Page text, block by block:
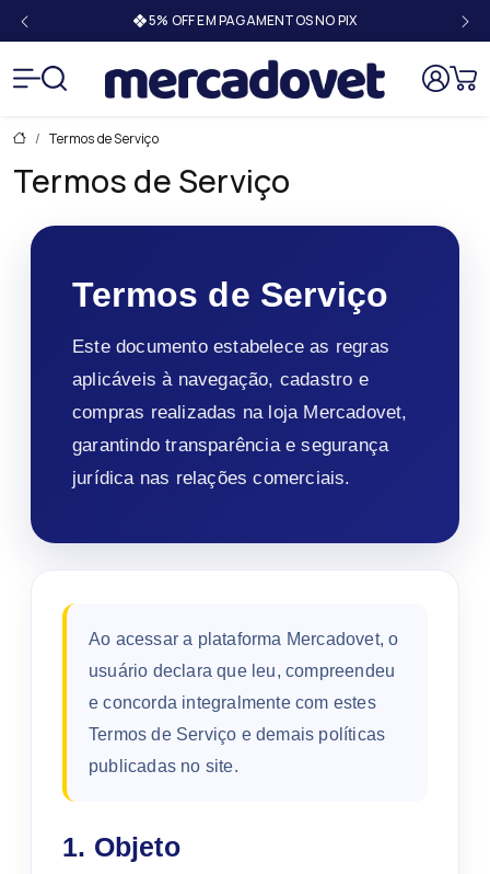
Termos de Serviço
Termos de Serviço
Termos de Serviço
Este documento estabelece as regras
aplicáveis à navegação, cadastro e
compras realizadas na loja Mercadovet,
garantindo transparência e segurança
jurídica nas relações comerciais.
Ao acessar a plataforma Mercadovet, o
usuário declara que leu, compreendeu
e concorda integralmente com estes
Termos de Serviço e demais políticas
publicadas no site.
1. Objeto